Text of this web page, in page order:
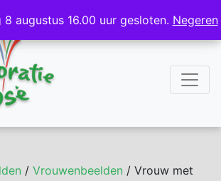
NL DE
/ Vrouwenbeelden / Vrouw met
8 augustus 16.00 uur gesloten. Negeren
8 augustus 16.00 uur gesloten. Negeren